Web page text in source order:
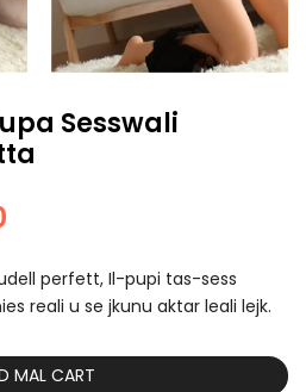
Sesswali
perfett, Il-pupi tas-sess
reali u se jkunu aktar leali lejk.
MAL CART